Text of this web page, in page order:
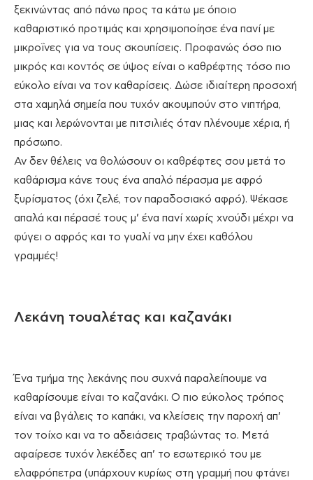
ξεκινώντας από πάνω προς τα κάτω με όποιο
καθαριστικό προτιμάς και χρησιμοποίησε ένα πανί με
μικροΐνες για να τους σκουπίσεις. Προφανώς όσο πιο
μικρός και κοντός σε ύψος είναι ο καθρέφτης τόσο πιο
εύκολο είναι να τον καθαρίσεις. Δώσε ιδιαίτερη προσοχή
στα χαμηλά σημεία που τυχόν ακουμπούν στο νιπτήρα,
μιας και λερώνονται με πιτσιλιές όταν πλένουμε χέρια, ή
πρόσωπο.
Αν δεν θέλεις να θολώσουν οι καθρέφτες σου μετά το
καθάρισμα κάνε τους ένα απαλό πέρασμα με αφρό
ξυρίσματος (όχι ζελέ, τον παραδοσιακό αφρό). Ψέκασε
απαλά και πέρασέ τους μ’ ένα πανί χωρίς χνούδι μέχρι να
φύγει ο αφρός και το γυαλί να μην έχει καθόλου
γραμμές!
Λεκάνη τουαλέτας και καζανάκι
Ένα τμήμα της λεκάνης που συχνά παραλείπουμε να
καθαρίσουμε είναι το καζανάκι. Ο πιο εύκολος τρόπος
είναι να βγάλεις το καπάκι, να κλείσεις την παροχή απ’
τον τοίχο και να το αδειάσεις τραβώντας το. Μετά
αφαίρεσε τυχόν λεκέδες απ’ το εσωτερικό του με
ελαφρόπετρα (υπάρχουν κυρίως στη γραμμή που φτάνει